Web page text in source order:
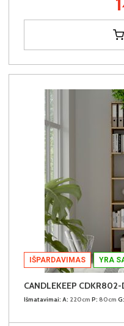
IŠPARDAVIMAS YRA
CANDLEKEEP
Išmatavimai: A: 220cm P: 80cm G: